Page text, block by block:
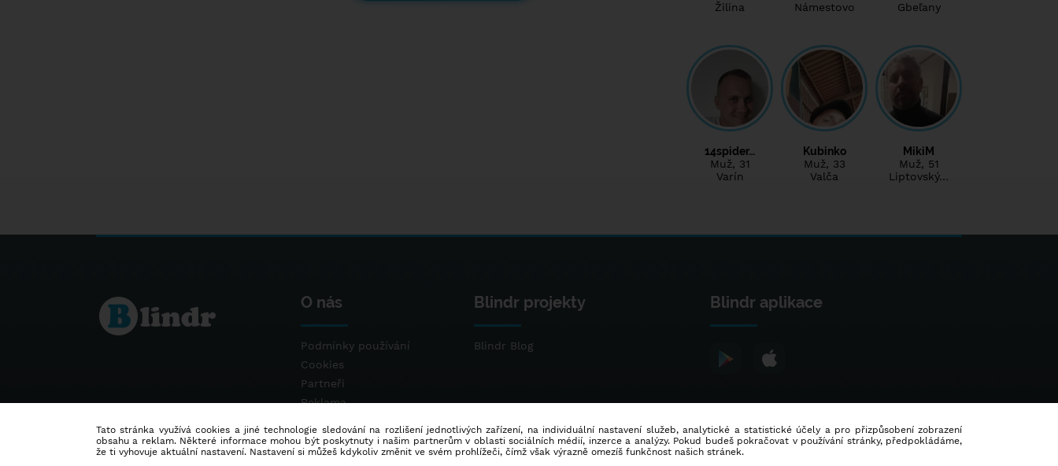
Žilina
Námestovo
Gbeľany
14spider…
Muž, 31
Varín
Kubinko
Muž, 33
Valča
MikiM
Muž, 51
Liptovský…
O nás
Podmínky používání
Cookies
Partneři
Reklama
Blindr projekty
Blindr Blog
Blindr aplikace
Tato stránka využívá cookies a jiné technologie sledování na rozlišení jednotlivých zařízení, na individuální nastavení služeb, analytické a statistické účely a pro přizpůsobení zobrazení
obsahu a reklam. Některé informace mohou být poskytnuty i našim partnerům v oblasti sociálních médií, inzerce a analýzy. Pokud budeš pokračovat v používání stránky, předpokládáme,
že ti vyhovuje aktuální nastavení. Nastavení si můžeš kdykoliv změnit ve svém prohlížeči, čímž však výrazně omezíš funkčnost našich stránek.